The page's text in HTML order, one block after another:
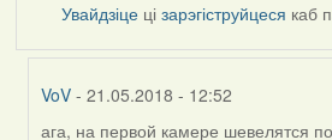
Увайдзіце цізарэгіструйцеся каб
VoV - 21.05.2018 - 12:52
ага, на первой камере шевелятся